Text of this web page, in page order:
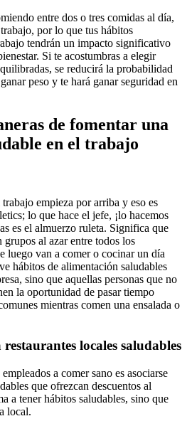
entre dos o tres comidas al día,
por lo que tus hábitos
tendrán un impacto significativo
Si te acostumbras a elegir
se reducirá la probabilidad
peso y te hará ganar seguridad en
de fomentar una
en el trabajo
empieza por arriba y eso es
lo que hace el jefe, ¡lo hacemos
es el almuerzo ruleta. Significa que
grupos al azar entre todos los
luego van a comer o cocinar un día
hábitos de alimentación saludables
sino que aquellas personas que no
la oportunidad de pasar tiempo
mientras comen una ensalada o
locales saludables
a comer sano es asociarse
que ofrezcan descuentos al
a tener hábitos saludables, sino que
local.